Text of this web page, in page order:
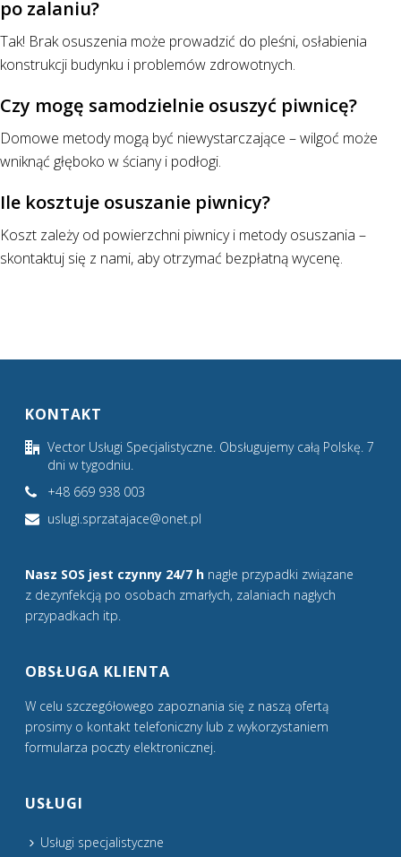
po zalaniu?
Tak! Brak osuszenia może prowadzić do pleśni, osłabienia
konstrukcji budynku i problemów zdrowotnych.
Czy mogę samodzielnie osuszyć piwnicę?
Domowe metody mogą być niewystarczające – wilgoć może
wniknąć głęboko w ściany i podłogi.
Ile kosztuje osuszanie piwnicy?
Koszt zależy od powierzchni piwnicy i metody osuszania –
skontaktuj się z nami, aby otrzymać bezpłatną wycenę.
KONTAKT
Vector Usługi Specjalistyczne. Obsługujemy całą Polskę. 7
dni w tygodniu.
+48 669 938 003
uslugi.sprzatajace@onet.pl
Nasz SOS jest czynny 24/7 h nagłe przypadki związane
z dezynfekcją po osobach zmarłych, zalaniach nagłych
przypadkach itp.
OBSŁUGA KLIENTA
W celu szczegółowego zapoznania się z naszą ofertą
prosimy o kontakt telefoniczny lub z wykorzystaniem
formularza poczty elektronicznej.
USŁUGI
Usługi specjalistyczne